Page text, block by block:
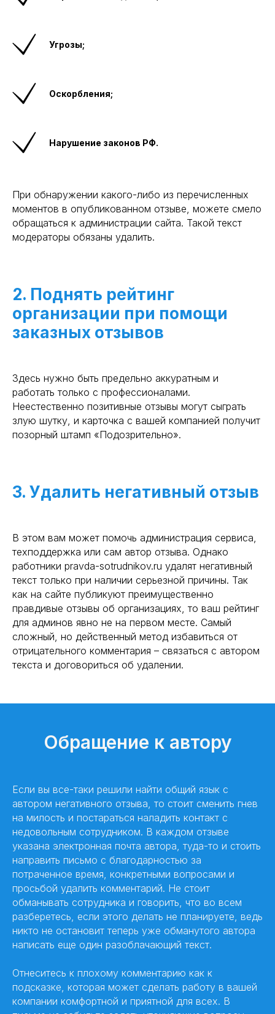
Угрозы;
Оскорбления;
Нарушение законов РФ.
При обнаружении какого-либо из перечисленных
моментов в опубликованном отзыве, можете смело
обращаться к администрации сайта. Такой текст
модераторы обязаны удалить.
2. Поднять рейтинг
организации при помощи
заказных отзывов
Здесь нужно быть предельно аккуратным и
работать только с профессионалами.
Неестественно позитивные отзывы могут сыграть
злую шутку, и карточка с вашей компанией получит
позорный штамп «Подозрительно».
3. Удалить негативный отзыв
В этом вам может помочь администрация сервиса,
техподдержка или сам автор отзыва. Однако
работники pravda-sotrudnikov.ru удалят негативный
текст только при наличии серьезной причины. Так
как на сайте публикуют преимущественно
правдивые отзывы об организациях, то ваш рейтинг
для админов явно не на первом месте. Самый
сложный, но действенный метод избавиться от
отрицательного комментария – связаться с автором
текста и договориться об удалении.
Обращение к автору
Если вы все-таки решили найти общий язык с
автором негативного отзыва, то стоит сменить гнев
на милость и постараться наладить контакт с
недовольным сотрудником. В каждом отзыве
указана электронная почта автора, туда-то и стоить
направить письмо с благодарностью за
потраченное время, конкретными вопросами и
просьбой удалить комментарий. Не стоит
обманывать сотрудника и говорить, что во всем
разберетесь, если этого делать не планируете, ведь
никто не остановит теперь уже обманутого автора
написать еще один разоблачающий текст.
Отнеситесь к плохому комментарию как к
подсказке, которая может сделать работу в вашей
компании комфортной и приятной для всех. В